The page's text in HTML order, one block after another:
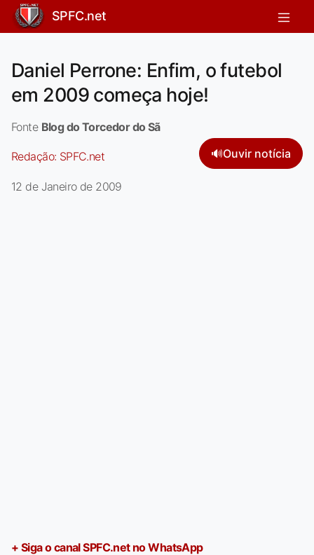
SPFC.net
Daniel Perrone: Enfim, o futebol
em 2009 começa hoje!
Fonte Blog do Torcedor do Sã
Redação: SPFC.net 🔊Ouvir notícia
12 de Janeiro de 2009
+ Siga o canal SPFC.net no WhatsApp